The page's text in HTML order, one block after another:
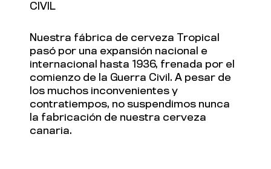
Nuestra fábrica de cerveza Tropical
pasó por una expansión nacional e
internacional hasta 1936, frenada por el
comienzo de la Guerra Civil. A pesar de
los muchos inconvenientes y
contratiempos, no suspendimos nunca
la fabricación de nuestra cerveza
canaria.
CIVIL